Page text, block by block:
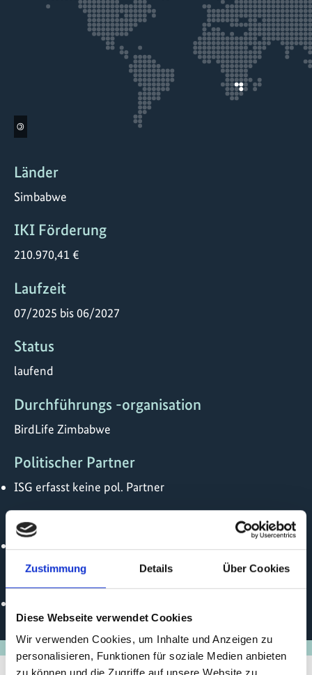
Zustimmung Details Über Cookies
Diese Webseite verwendet Cookies
Wir verwenden Cookies, um Inhalte und Anzeigen zu
personalisieren, Funktionen für soziale Medien anbieten
©
Länder
Simbabwe
IKI Förderung
210.970,41 €
Laufzeit
07/2025 bis 06/2027
Status
laufend
Durchführungs -organisation
BirdLife Zimbabwe
Politischer Partner
ISG erfasst keine pol. Partner
Durchführungspartner
Online